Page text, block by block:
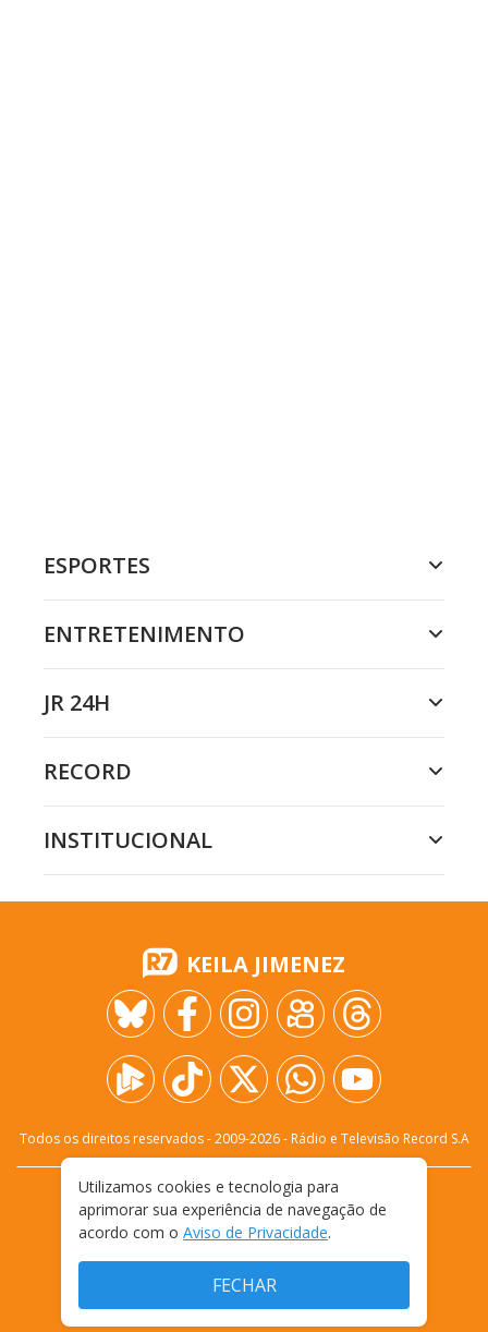
ESPORTES
ENTRETENIMENTO
JR 24H
RECORD
INSTITUCIONAL
KEILA JIMENEZ
Todos os direitos reservados - 2009-2026- Rádio e Televisão Record S.A
FALE CONOSCO
PRIVACIDADE
TERMOS E CONDIÇÕES DE USO
Utilizamos cookies e tecnologia para
aprimorar sua experiência de navegação de
acordo com o Aviso de Privacidade.
FECHAR